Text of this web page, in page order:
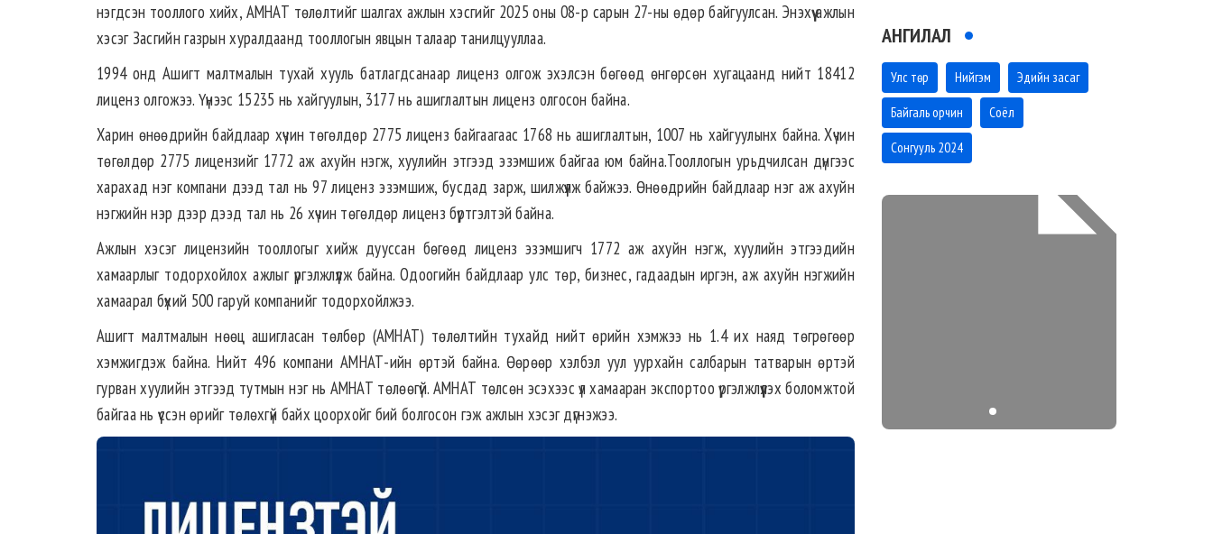
нэгдсэн тооллого хийх, АМНАТ төлөлтийг шалгах ажлын хэсгийг 2025 оны 08-р сарын 27-ны өдөр байгуулсан. Энэхүү ажлын
хэсэг Засгийн газрын хуралдаанд тооллогын явцын талаар танилцууллаа.
1994 онд Ашигт малтмалын тухай хууль батлагдсанаар лиценз олгож эхэлсэн бөгөөд өнгөрсөн хугацаанд нийт 18412
лиценз олгожээ. Үүнээс 15235 нь хайгуулын, 3177 нь ашиглалтын лиценз олгосон байна.
Харин өнөөдрийн байдлаар хүчин төгөлдөр 2775 лиценз байгаагаас 1768 нь ашиглалтын, 1007 нь хайгуулынх байна. Хүчин
төгөлдөр 2775 лицензийг 1772 аж ахуйн нэгж, хуулийн этгээд эзэмшиж байгаа юм байна.Тооллогын урьдчилсан дүнгээс
харахад нэг компани дээд тал нь 97 лиценз эзэмшиж, бусдад зарж, шилжүүлж байжээ. Өнөөдрийн байдлаар нэг аж ахуйн
нэгжийн нэр дээр дээд тал нь 26 хүчин төгөлдөр лиценз бүртгэлтэй байна.
Ажлын хэсэг лицензийн тооллогыг хийж дууссан бөгөөд лиценз эзэмшигч 1772 аж ахуйн нэгж, хуулийн этгээдийн
хамаарлыг тодорхойлох ажлыг үргэлжлүүлж байна. Одоогийн байдлаар улс төр, бизнес, гадаадын иргэн, аж ахуйн нэгжийн
хамаарал бүхий 500 гаруй компанийг тодорхойлжээ.
Ашигт малтмалын нөөц ашигласан төлбөр (АМНАТ) төлөлтийн тухайд нийт өрийн хэмжээ нь 1.4 их наяд төгрөгөөр
хэмжигдэж байна. Нийт 496 компани АМНАТ-ийн өртэй байна. Өөрөөр хэлбэл уул уурхайн салбарын татварын өртэй
гурван хуулийн этгээд тутмын нэг нь АМНАТ төлөөгүй. АМНАТ төлсөн эсэхээс үл хамааран экспортоо үргэлжлүүлэх боломжтой
байгаа нь үүссэн өрийг төлөхгүй байх цоорхойг бий болгосон гэж ажлын хэсэг дүгнэжээ.
АНГИЛАЛ
Улс төр Нийгэм Эдийн засаг
Байгаль орчин Соёл
Сонгууль 2024